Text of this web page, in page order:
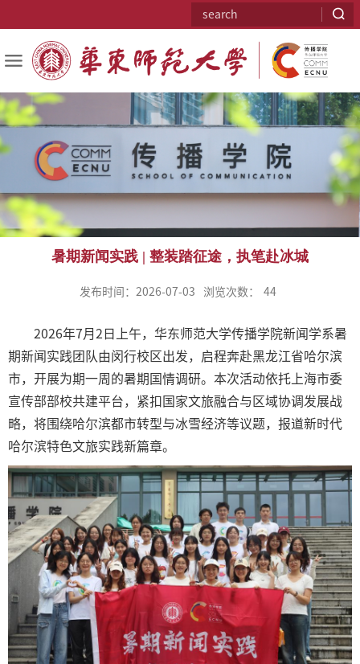
暑期新闻实践 | 整装踏征途，执笔赴冰城
发布时间：2026-07-03 浏览次数： 44
2026年7月2日上午，华东师范大学传播学院新闻学系暑
期新闻实践团队由闵行校区出发，启程奔赴黑龙江省哈尔滨
市，开展为期一周的暑期国情调研。本次活动依托上海市委
宣传部部校共建平台，紧扣国家文旅融合与区域协调发展战
略，将围绕哈尔滨都市转型与冰雪经济等议题，报道新时代
哈尔滨特色文旅实践新篇章。